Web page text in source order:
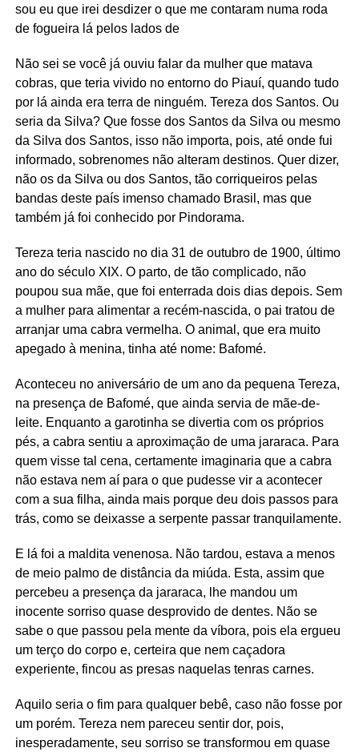
sou eu que irei desdizer o que me contaram numa roda
de fogueira lá pelos lados de
Não sei se você já ouviu falar da mulher que matava
cobras, que teria vivido no entorno do Piauí, quando tudo
por lá ainda era terra de ninguém. Tereza dos Santos. Ou
seria da Silva? Que fosse dos Santos da Silva ou mesmo
da Silva dos Santos, isso não importa, pois, até onde fui
informado, sobrenomes não alteram destinos. Quer dizer,
não os da Silva ou dos Santos, tão corriqueiros pelas
bandas deste país imenso chamado Brasil, mas que
também já foi conhecido por Pindorama.
Tereza teria nascido no dia 31 de outubro de 1900, último
ano do século XIX. O parto, de tão complicado, não
poupou sua mãe, que foi enterrada dois dias depois. Sem
a mulher para alimentar a recém-nascida, o pai tratou de
arranjar uma cabra vermelha. O animal, que era muito
apegado à menina, tinha até nome: Bafomé.
Aconteceu no aniversário de um ano da pequena Tereza,
na presença de Bafomé, que ainda servia de mãe-de-
leite. Enquanto a garotinha se divertia com os próprios
pés, a cabra sentiu a aproximação de uma jararaca. Para
quem visse tal cena, certamente imaginaria que a cabra
não estava nem aí para o que pudesse vir a acontecer
com a sua filha, ainda mais porque deu dois passos para
trás, como se deixasse a serpente passar tranquilamente.
E lá foi a maldita venenosa. Não tardou, estava a menos
de meio palmo de distância da miúda. Esta, assim que
percebeu a presença da jararaca, lhe mandou um
inocente sorriso quase desprovido de dentes. Não se
sabe o que passou pela mente da víbora, pois ela ergueu
um terço do corpo e, certeira que nem caçadora
experiente, fincou as presas naquelas tenras carnes.
Aquilo seria o fim para qualquer bebê, caso não fosse por
um porém. Tereza nem pareceu sentir dor, pois,
inesperadamente, seu sorriso se transformou em quase